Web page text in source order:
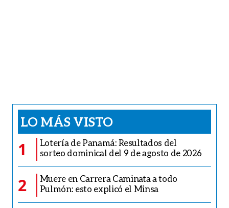
LO MÁS VISTO
1
Lotería de Panamá: Resultados del
sorteo dominical del 9 de agosto de 2026
2
Muere en Carrera Caminata a todo
Pulmón: esto explicó el Minsa